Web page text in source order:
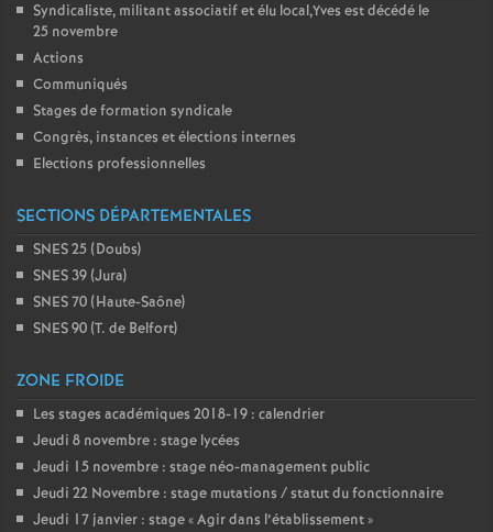
Syndicaliste, militant associatif et élu local,Yves est décédé le
25 novembre
Actions
Communiqués
Stages de formation syndicale
Congrès, instances et élections internes
Elections professionnelles
SECTIONS DÉPARTEMENTALES
SNES 25 (Doubs)
SNES 39 (Jura)
SNES 70 (Haute-Saône)
SNES 90 (T. de Belfort)
ZONE FROIDE
Les stages académiques 2018-19 : calendrier
Jeudi 8 novembre : stage lycées
Jeudi 15 novembre : stage néo-management public
Jeudi 22 Novembre : stage mutations / statut du fonctionnaire
Jeudi 17 janvier : stage «Agir dans l’établissement»